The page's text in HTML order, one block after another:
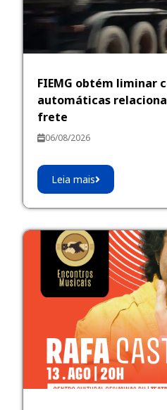
FIEMG obtém liminar
automáticas
frete
06/08/2026
Leia mais